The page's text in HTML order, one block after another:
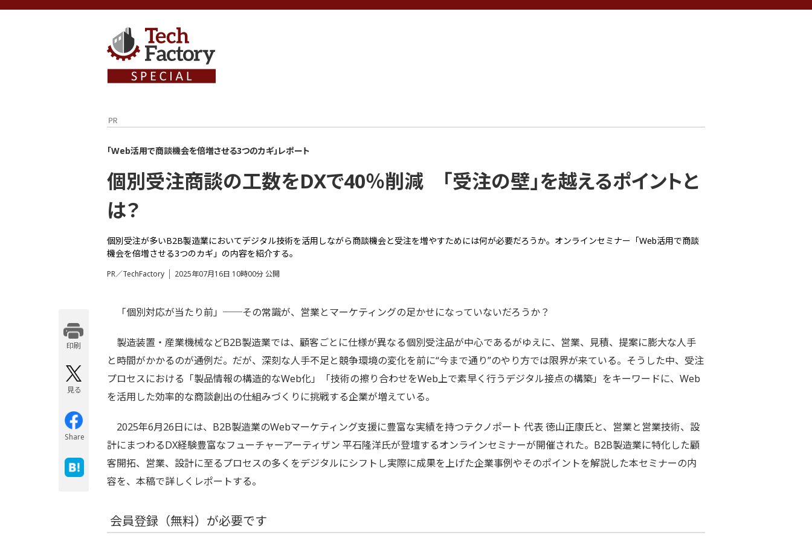
個別受注商談の工数をDXで40％削減 「受注の壁」を越えるポイントと
は？
「Web活用で商談機会を倍増させる3つのカギ」レポート
個別受注が多いB2B製造業においてデジタル技術を活用しながら商談機会と受注を増やすためには何が必要だろうか。オンラインセミナー「Web活用で商談
機会を倍増させる3つのカギ」の内容を紹介する。
PR／TechFactory 2025年07月16日 10時00分 公開
印刷する
見る
Share
「個別対応が当たり前」──その常識が、営業とマーケティングの足かせになっていないだろうか？
製造装置・産業機械などB2B製造業では、顧客ごとに仕様が異なる個別受注品が中心であるがゆえに、営業、見積、提案に膨大な人手
と時間がかかるのが通例だ。だが、深刻な人手不足と競争環境の変化を前に“今まで通り”のやり方では限界が来ている。そうした中、受注
プロセスにおける「製品情報の構造的なWeb化」「技術の擦り合わせをWeb上で素早く行うデジタル接点の構築」をキーワードに、Web
を活用した効率的な商談創出の仕組みづくりに挑戦する企業が増えている。
2025年6月26日には、B2B製造業のWebマーケティング支援に豊富な実績を持つテクノポート 代表 徳山正康氏と、営業と営業技術、設
計にまつわるDX経験豊富なフューチャーアーティザン 平石隆洋氏が登壇するオンラインセミナーが開催された。B2B製造業に特化した顧
客開拓、営業、設計に至るプロセスの多くをデジタルにシフトし実際に成果を上げた企業事例やそのポイントを解説した本セミナーの内
容を、本稿で詳しくレポートする。
会員登録（無料）が必要です